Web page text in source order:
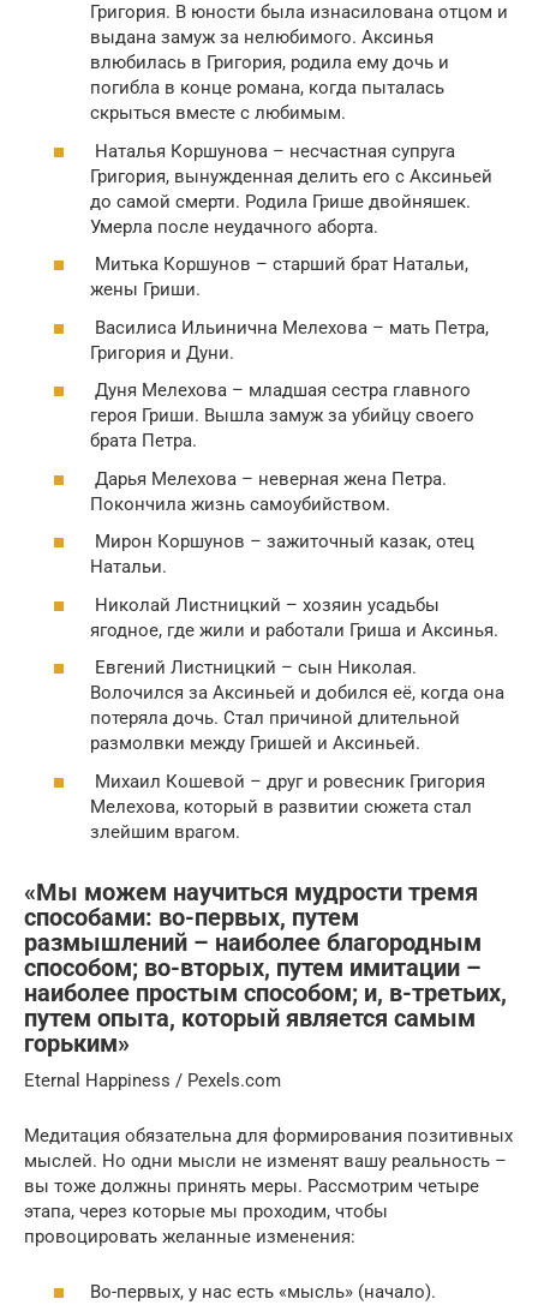
Григория. В юности была изнасилована отцом и
выдана замуж за нелюбимого. Аксинья
влюбилась в Григория, родила ему дочь и
погибла в конце романа, когда пыталась
скрыться вместе с любимым.
Наталья Коршунова – несчастная супруга
Григория, вынужденная делить его с Аксиньей
до самой смерти. Родила Грише двойняшек.
Умерла после неудачного аборта.
Митька Коршунов – старший брат Натальи,
жены Гриши.
Василиса Ильинична Мелехова – мать Петра,
Григория и Дуни.
Дуня Мелехова – младшая сестра главного
героя Гриши. Вышла замуж за убийцу своего
брата Петра.
Дарья Мелехова – неверная жена Петра.
Покончила жизнь самоубийством.
Мирон Коршунов – зажиточный казак, отец
Натальи.
Николай Листницкий – хозяин усадьбы
ягодное, где жили и работали Гриша и Аксинья.
Евгений Листницкий – сын Николая.
Волочился за Аксиньей и добился её, когда она
потеряла дочь. Стал причиной длительной
размолвки между Гришей и Аксиньей.
Михаил Кошевой – друг и ровесник Григория
Мелехова, который в развитии сюжета стал
злейшим врагом.
«Мы можем научиться мудрости тремя
способами: во-первых, путем
размышлений – наиболее благородным
способом; во-вторых, путем имитации –
наиболее простым способом; и, в-третьих,
путем опыта, который является самым
горьким»
Eternal Happiness / Pexels.com
Медитация обязательна для формирования позитивных
мыслей. Но одни мысли не изменят вашу реальность –
вы тоже должны принять меры. Рассмотрим четыре
этапа, через которые мы проходим, чтобы
провоцировать желанные изменения:
Во-первых, у нас есть «мысль» (начало).